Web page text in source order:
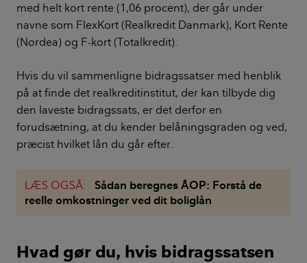
med helt kort rente (1,06 procent), der går under
navne som FlexKort (Realkredit Danmark), Kort Rente
(Nordea) og F-kort (Totalkredit).
Hvis du vil sammenligne bidragssatser med henblik
på at finde det realkreditinstitut, der kan tilbyde dig
den laveste bidragssats, er det derfor en
forudsætning, at du kender belåningsgraden og ved,
præcist hvilket lån du går efter.
LÆS OGSÅ:
Sådan beregnes ÅOP: Forstå de
reelle omkostninger ved dit boliglån
Hvad gør du, hvis bidragssatsen